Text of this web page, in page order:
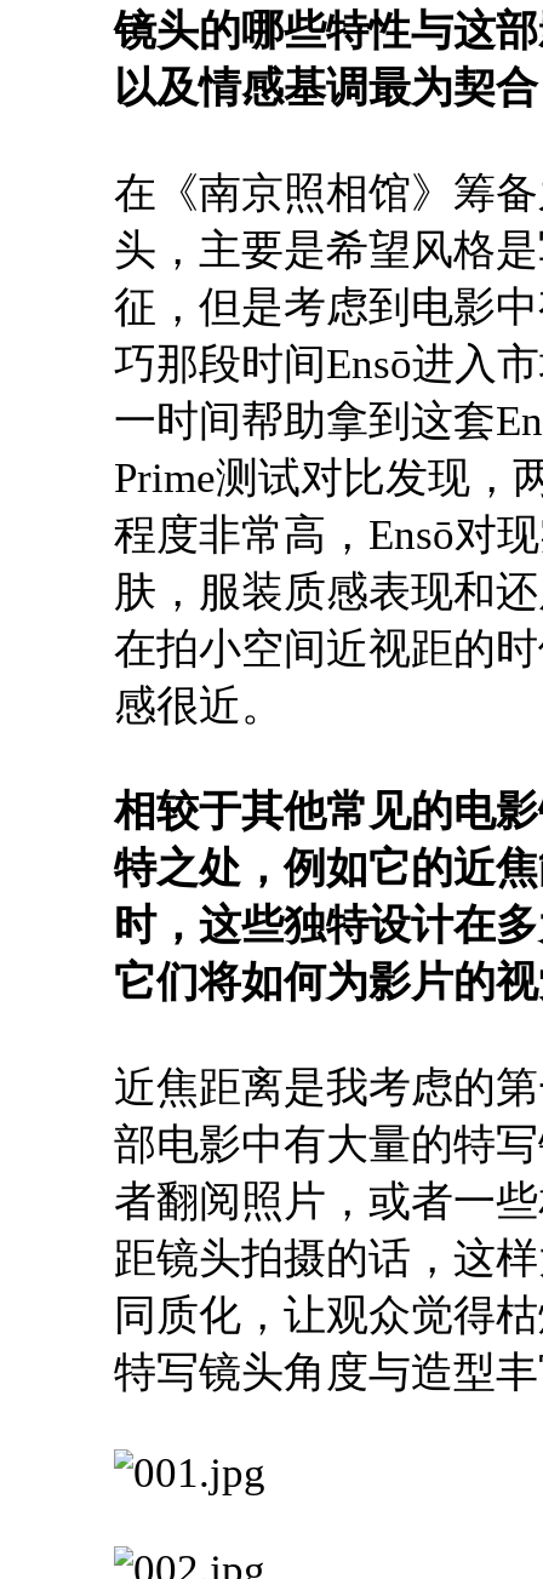
镜头的哪些特性与这
以及情感基调最为契
在《南京照相馆》筹
头，主要是希望风格
征，但是考虑到电影
巧那段时间Ensō进入
一时间帮助拿到这套
Prime测试对比发现，
程度非常高，Ensō对
肤，服装质感表现和
在拍小空间近视距的
感很近。
相较于其他常见的电
特之处，例如它的近
时，这些独特设计在
它们将如何为影片的
近焦距离是我考虑的
部电影中有大量的特
者翻阅照片，或者一
距镜头拍摄的话，这
同质化，让观众觉得
特写镜头角度与造型